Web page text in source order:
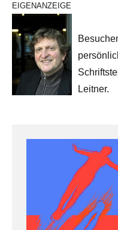
EIGENANZEIGE
Leitner.